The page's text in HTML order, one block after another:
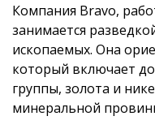
Компания Bravo,
занимается
ископаемых. Она
который включает
группы, золота и
минеральной